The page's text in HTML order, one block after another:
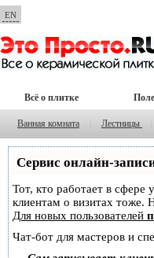
EN
Всё о плитке
Ванная комната Лестницы
Сервис онлайн-
Тот, кто работает в сфере
клиентам о визитах
Для новых пользователей
Чат-бот для мастеров и